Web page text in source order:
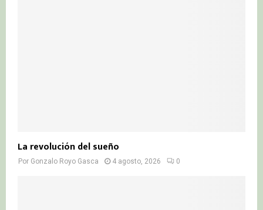
La revolución del sueño
Por Gonzalo Royo Gasca 4 agosto, 2026 0